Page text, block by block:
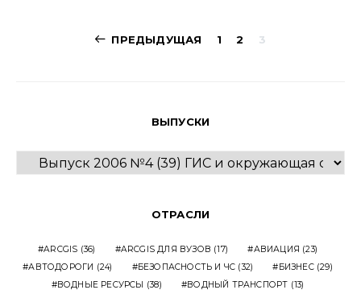
Навигация
ПРЕДЫДУЩАЯ 1 2 3
ВЫПУСКИ
ВЫПУСКИ
ОТРАСЛИ
ARCGIS (36) ARCGIS ДЛЯ ВУЗОВ (17) АВИАЦИЯ (23)
АВТОДОРОГИ (24) БЕЗОПАСНОСТЬ И ЧС (32) БИЗНЕС(29)
ВОДНЫЕ РЕСУРСЫ
(38) ВОДНЫЙ ТРАНСПОРТ (13)